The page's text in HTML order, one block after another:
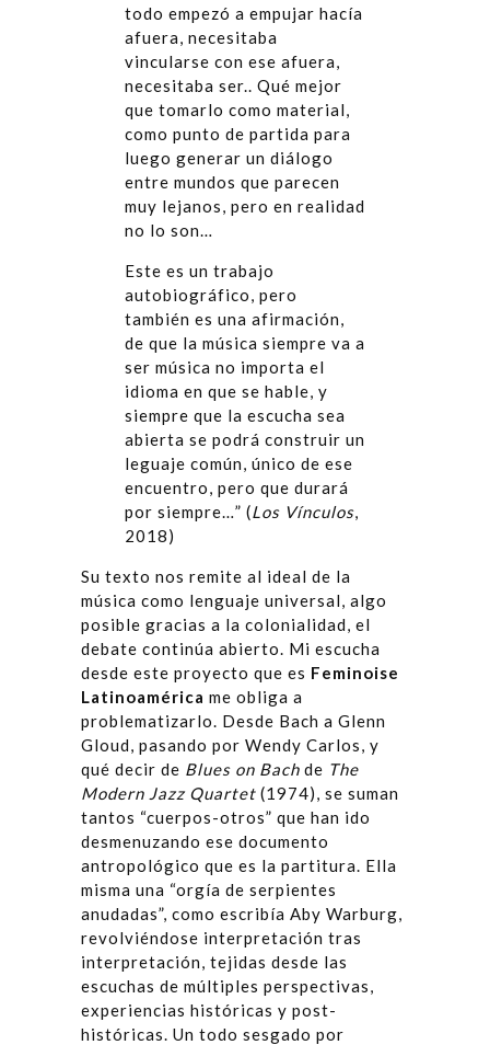
todo empezó a empujar hacía
afuera, necesitaba
vincularse con ese afuera,
necesitaba ser.. Qué mejor
que tomarlo como material,
como punto de partida para
luego generar un diálogo
entre mundos que parecen
muy lejanos, pero en realidad
no lo son…
Este es un trabajo
autobiográfico, pero
también es una afirmación,
de que la música siempre va a
ser música no importa el
idioma en que se hable, y
siempre que la escucha sea
abierta se podrá construir un
leguaje común, único de ese
encuentro, pero que durará
por siempre…” (Los Vínculos,
2018)
Su texto nos remite al ideal de la
música como lenguaje universal, algo
posible gracias a la colonialidad, el
debate continúa abierto. Mi escucha
desde este proyecto que es Feminoise
Latinoamérica me obliga a
problematizarlo. Desde Bach a Glenn
Gloud, pasando por Wendy Carlos, y
qué decir de Blues on Bach de The
Modern Jazz Quartet (1974), se suman
tantos “cuerpos-otros” que han ido
desmenuzando ese documento
antropológico que es la partitura. Ella
misma una “orgía de serpientes
anudadas”, como escribía Aby Warburg,
revolviéndose interpretación tras
interpretación, tejidas desde las
escuchas de múltiples perspectivas,
experiencias históricas y post-
históricas. Un todo sesgado por